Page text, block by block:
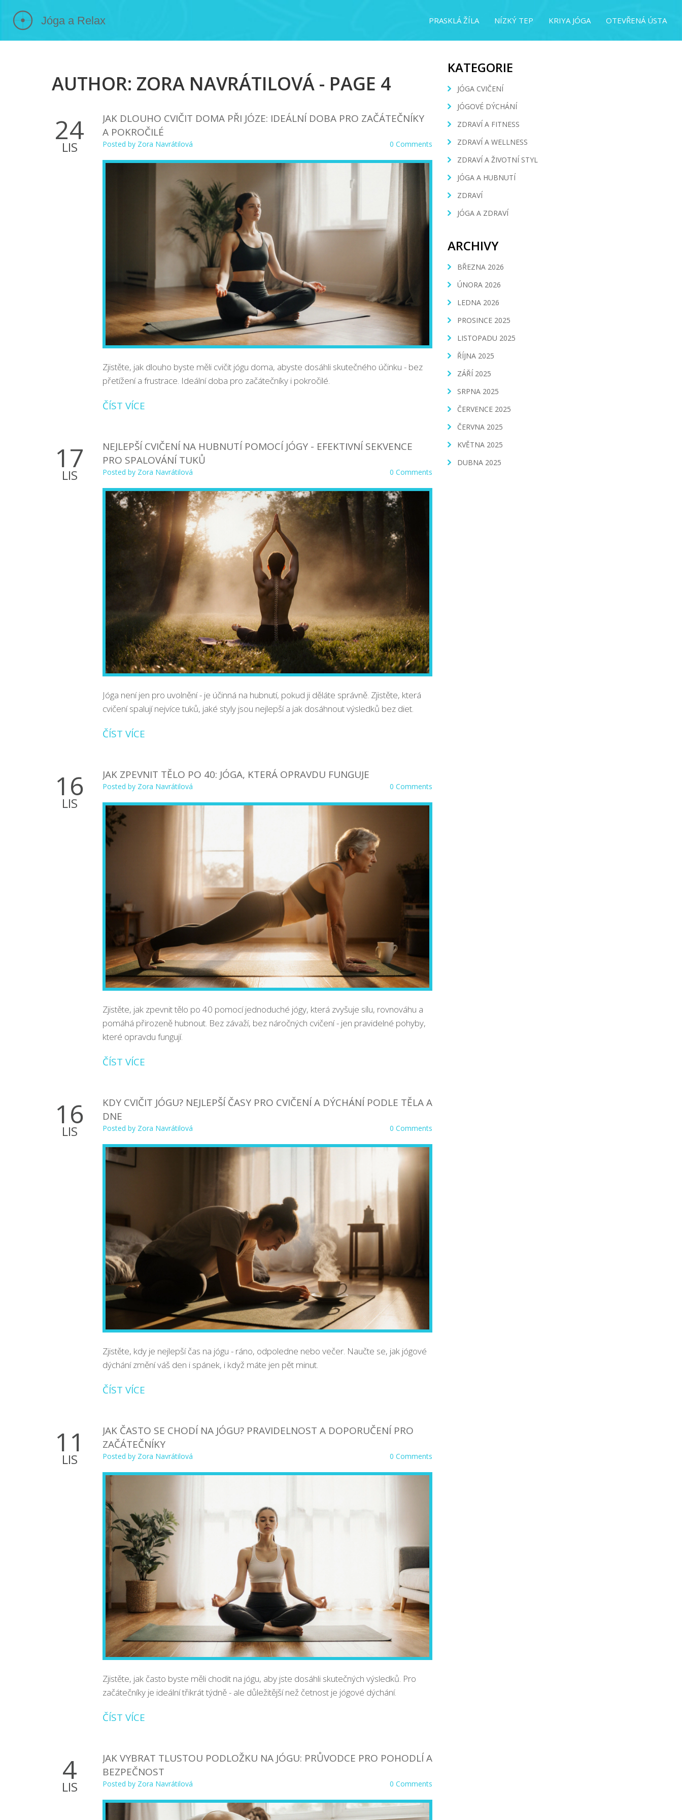
PRASKLÁ ŽÍLA NÍZKÝ TEP KRIYA JÓGA OTEVŘENÁ ÚSTA
AUTHOR: ZORA NAVRÁTILOVÁ - PAGE 4
24
LIS
JAK DLOUHO CVIČIT DOMA PŘI JÓZE: IDEÁLNÍ DOBA PRO ZAČÁTEČNÍKY
A POKROČILÉ
Posted by Zora Navrátilová 0 Comments
Zjistěte, jak dlouho byste měli cvičit jógu doma, abyste dosáhli skutečného účinku - bez
přetížení a frustrace. Ideální doba pro začátečníky i pokročilé.
ČÍST VÍCE
17
LIS
NEJLEPŠÍ CVIČENÍ NA HUBNUTÍ POMOCÍ JÓGY - EFEKTIVNÍ SEKVENCE
PRO SPALOVÁNÍ TUKŮ
Posted by Zora Navrátilová 0 Comments
Jóga není jen pro uvolnění - je účinná na hubnutí, pokud ji děláte správně. Zjistěte, která
cvičení spalují nejvíce tuků, jaké styly jsou nejlepší a jak dosáhnout výsledků bez diet.
ČÍST VÍCE
16
LIS
JAK ZPEVNIT TĚLO PO 40: JÓGA, KTERÁ OPRAVDU FUNGUJE
Posted by Zora Navrátilová 0 Comments
Zjistěte, jak zpevnit tělo po 40 pomocí jednoduché jógy, která zvyšuje sílu, rovnováhu a
pomáhá přirozeně hubnout. Bez závaží, bez náročných cvičení - jen pravidelné pohyby,
které opravdu fungují.
ČÍST VÍCE
16
LIS
KDY CVIČIT JÓGU? NEJLEPŠÍ ČASY PRO CVIČENÍ A DÝCHÁNÍ PODLE TĚLA A
DNE
Posted by Zora Navrátilová 0 Comments
Zjistěte, kdy je nejlepší čas na jógu - ráno, odpoledne nebo večer. Naučte se, jak jógové
dýchání změní váš den i spánek, i když máte jen pět minut.
ČÍST VÍCE
11
LIS
JAK ČASTO SE CHODÍ NA JÓGU? PRAVIDELNOST A DOPORUČENÍ PRO
ZAČÁTEČNÍKY
Posted by Zora Navrátilová 0 Comments
Zjistěte, jak často byste měli chodit na jógu, aby jste dosáhli skutečných výsledků. Pro
začátečníky je ideální třikrát týdně - ale důležitější než četnost je jógové dýchání.
ČÍST VÍCE
4
LIS
JAK VYBRAT TLUSTOU PODLOŽKU NA JÓGU: PRŮVODCE PRO POHODLÍ A
BEZPEČNOST
Posted by Zora Navrátilová 0 Comments
KATEGORIE
JÓGA CVIČENÍ
JÓGOVÉ DÝCHÁNÍ
ZDRAVÍ A FITNESS
ZDRAVÍ A WELLNESS
ZDRAVÍ A ŽIVOTNÍ STYL
JÓGA A HUBNUTÍ
ZDRAVÍ
JÓGA A ZDRAVÍ
ARCHIVY
BŘEZNA 2026
ÚNORA 2026
LEDNA 2026
PROSINCE 2025
LISTOPADU 2025
ŘÍJNA 2025
ZÁŘÍ 2025
SRPNA 2025
ČERVENCE 2025
ČERVNA 2025
KVĚTNA 2025
DUBNA 2025